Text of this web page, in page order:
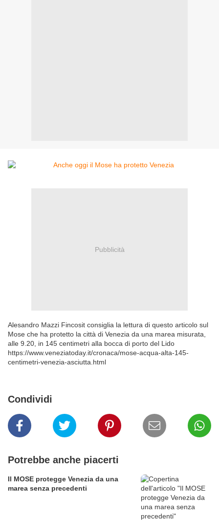
Pubblicità
Alesandro Mazzi Fincosit consiglia la lettura di questo articolo sul
Mose che ha protetto la città di Venezia da una marea misurata,
alle 9.20, in 145 centimetri alla bocca di porto del Lido
https://www.veneziatoday.it/cronaca/mose-acqua-alta-145-
centimetri-venezia-asciutta.html
Condividi
Potrebbe anche piacerti
Il MOSE protegge Venezia da una
marea senza precedenti